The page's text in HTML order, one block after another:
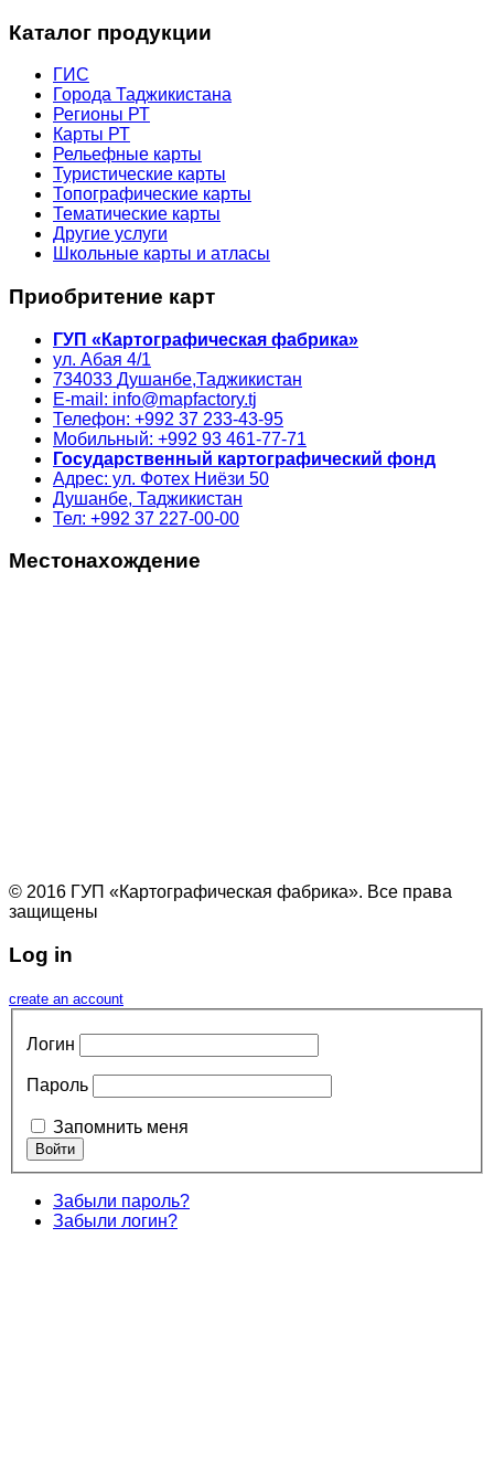
Каталог продукции
ГИС
Города Таджикистана
Регионы РТ
Карты РТ
Рельефные карты
Туристические карты
Топографические карты
Тематические карты
Другие услуги
Школьные карты и атласы
Приобритение карт
ГУП «Картографическая фабрика»
ул. Абая 4/1
734033 Душанбе,Таджикистан
E-mail: info@mapfactory.tj
Телефон: +992 37 233-43-95
Мобильный: +992 93 461-77-71
Государственный картографический фонд
Адрес: ул. Фотех Ниёзи 50
Душанбе, Таджикистан
Тел: +992 37 227-00-00
Местонахождение
© 2016 ГУП «Картографическая фабрика». Все права
защищены
Log in
create an account
Логин
Пароль
Запомнить меня
Забыли пароль?
Забыли логин?